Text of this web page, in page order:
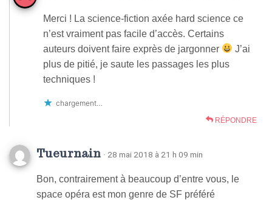
Merci ! La science-fiction axée hard science ce
n’est vraiment pas facile d’accès. Certains
auteurs doivent faire exprès de jargonner
J’ai
plus de pitié, je saute les passages les plus
techniques !
chargement…
RÉPONDRE
Tueurnain · 28 mai 2018 à 21 h 09 min
Bon, contrairement à beaucoup d’entre vous, le
space opéra est mon genre de SF préféré